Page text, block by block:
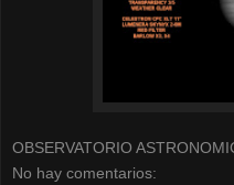
OBSERVATORIO
No hay comentarios: